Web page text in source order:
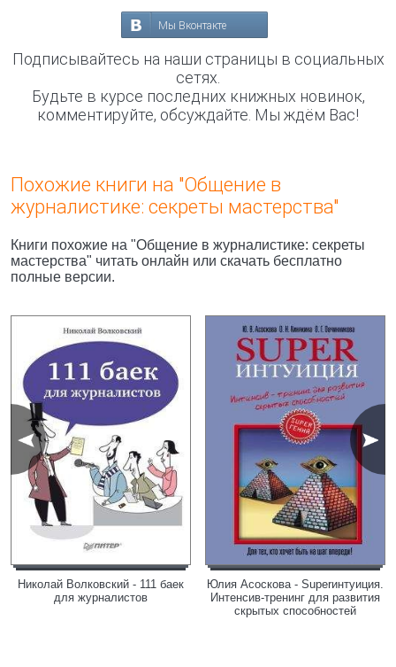
Мы Вконтакте
Подписывайтесь на наши страницы в социальных
сетях.
Будьте в курсе последних книжных новинок,
комментируйте, обсуждайте. Мы ждём Вас!
Похожие книги на "Общение в
журналистике: секреты мастерства"
Книги похожие на "Общение в журналистике: секреты
мастерства" читать онлайн или скачать бесплатно
полные версии.
Николай Волковский - 111 баек
для журналистов
Юлия Асоскова - Superинтуиция.
Интенсив-тренинг для развития
скрытых способностей